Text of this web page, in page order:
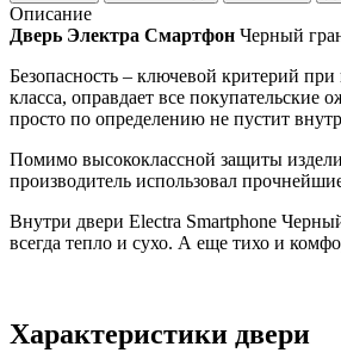
Описание
Дверь Электра Смартфон Черный
Безопасность – ключевой критерий
класса, оправдает все
просто по определению не пустит
Помимо высококлассной защиты
производитель использовал
Внутри двери Electra Smartphone
всегда тепло и сухо. А еще тихо и
Характеристики двери